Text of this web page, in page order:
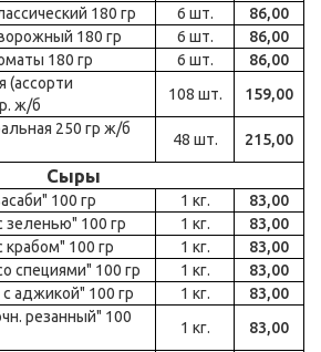
180 гр
6 шт.
86,00
180 гр
6 шт.
86,00
180 гр
6 шт.
86,00
(ассорти
ж/б
108 шт.
159,00
250 гр ж/б
48 шт. 215,00
Сыры
100 гр 1 кг.
83,00
зеленью" 100 гр
1 кг.
83,00
100 гр
1 кг.
83,00
специями" 100 гр
1 кг.
83,00
аджикой" 100 гр
1 кг.
83,00
резанный" 100
1 кг.
83,00